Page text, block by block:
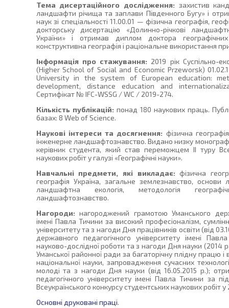
Тема дисертаційного дослідження: захистив
ландшафти річища та заплави Південного Бугу» і
наук зі спеціальності 11.00.01 — фізична географія,
докторську дисертацію «Долинно-річкові
України» і отримав диплом доктора
конструктивна географія і раціональне використання
Інформація про стажування: 2019 рік Суспільно-
(Higher School of Social and Economic Przeworsk)
University in the system of European education:
development, distance education and
Сертифікат № IFC-WSSG / WC / 2019-274.
Кількість публікацій: понад 180 наукових праць.
базах: 8 Web of Science.
Наукові інтереси та досягнення: фізична
інженерне ландшафтознавство. Видано низку
керівник студента, який став переможцем ІІ туру
наукових робіт у галузі «Географічні науки».
Навчальні предмети, які викладає: фізична
географія Україна, загальне землезнавство, основи
ландшафтна екологія, методологія
ландшафтознавство.
Нагороди: нагороджений грамотою Уманського
імені Павла Тичини за високий професіоналізм,
університету та з нагоди Дня працівників освіти (від
державного педагогічного університету імені
науково-дослідної роботи та з нагоди Дня науки
Уманської районної ради за багаторічну плідну працю
національної науки, запровадження сучасних
молоді та з нагоди Дня науки (від 16.05.2015 р.);
педагогічного університету імені Павла Тичини за
Всеукраїнського конкурсу студентських наукових робіт
Основні друковані праці.